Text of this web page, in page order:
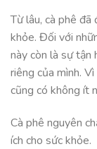
Từ lâu, cà phê
khỏe. Đối với
này còn là sự tận
riêng của mình.
cũng có không ít
Cà phê nguyên
ích cho sức khỏe.